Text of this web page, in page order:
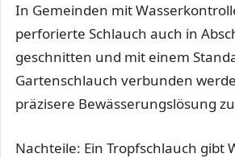
In Gemeinden mit
perforierte Schlauch auch in
geschnitten und mit einem
Gartenschlauch verbunden
präzisere Bewässerungslösung
Nachteile: Ein Tropfschlauch gibt